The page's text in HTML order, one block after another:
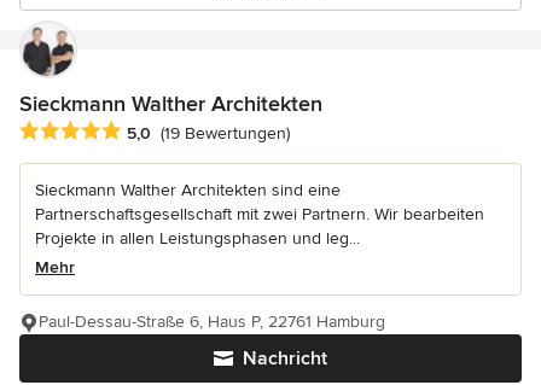
Sieckmann Walther Architekten
Durchschnittliche Bewertung: 5 von 5 Sternen
5,0 (19 Bewertungen)
Sieckmann Walther Architekten sind eine
Partnerschaftsgesellschaft mit zwei Partnern. Wir bearbeiten
Projekte in allen Leistungsphasen und leg...
Mehr
Nachricht
Paul-Dessau-Straße 6, Haus P, 22761 Hamburg